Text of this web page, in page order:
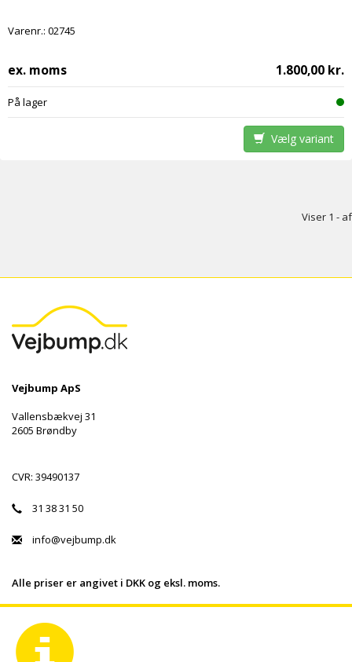
Varenr.: 02745
ex. moms 1.800,00 kr.
På lager
Vælg variant
Viser 1 - af
Vejbump ApS
Vallensbækvej 31
2605 Brøndby
CVR: 39490137
31 38 31 50
info@vejbump.dk
Alle priser er angivet i DKK og eksl. moms.
Vigtige links